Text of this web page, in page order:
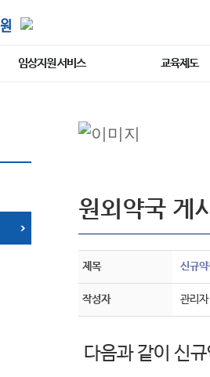
임상지원 서비스 교육제도
원외약국 게
제목 신규
작성자 관리자
다음과 같이 신